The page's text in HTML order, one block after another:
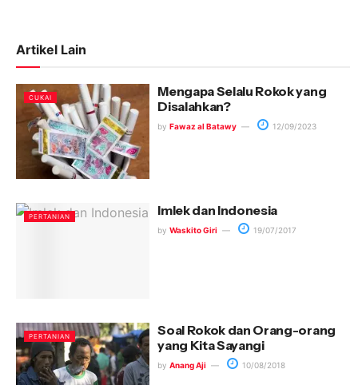
Artikel Lain
CUKAI
Mengapa Selalu Rokok yang
Disalahkan?
by Fawaz al Batawy 12/09/2023
PERTANIAN Imlek dan Indonesia
by Waskito Giri 19/07/2017
PERTANIAN
Soal Rokok dan Orang-orang
yang Kita Sayangi
by Anang Aji 10/08/2018